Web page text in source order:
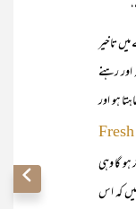
تاخیر
اور رہنے
ہو اور
گا وہی
کہ اس